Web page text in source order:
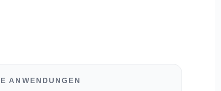
ANWENDUNGEN